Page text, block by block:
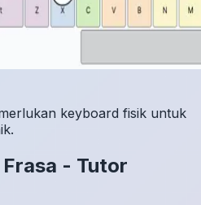
keyboard fisik untuk
Frasa - Tutor